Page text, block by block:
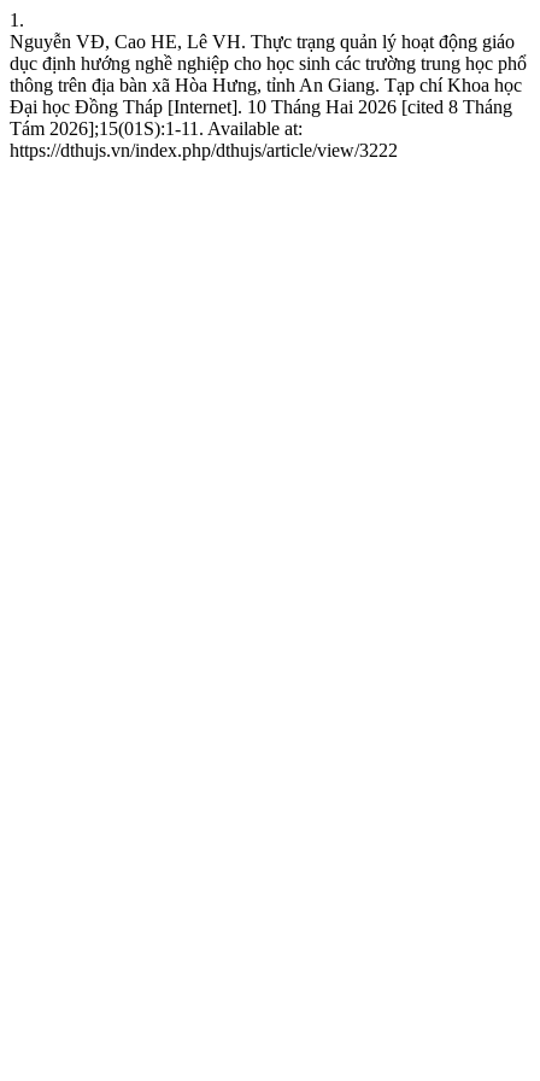
1.
Nguyễn VĐ, Cao HE, Lê VH. Thực trạng quản lý hoạt động giáo
dục định hướng nghề nghiệp cho học sinh các trường trung học phổ
thông trên địa bàn xã Hòa Hưng, tỉnh An Giang. Tạp chí Khoa học
Đại học Đồng Tháp [Internet]. 10 Tháng Hai 2026 [cited 8 Tháng
Tám 2026];15(01S):1-11. Available at:
https://dthujs.vn/index.php/dthujs/article/view/3222